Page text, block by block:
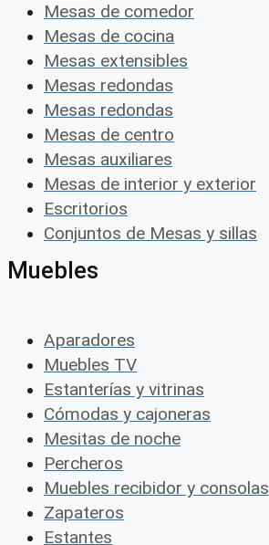
Mesas de comedor
Mesas de cocina
Mesas extensibles
Mesas redondas
Mesas redondas
Mesas de centro
Mesas auxiliares
Mesas de interior y exterior
Escritorios
Conjuntos de Mesas y sillas
Muebles
Aparadores
Muebles TV
Estanterías y vitrinas
Cómodas y cajoneras
Mesitas de noche
Percheros
Muebles recibidor y consolas
Zapateros
Estantes